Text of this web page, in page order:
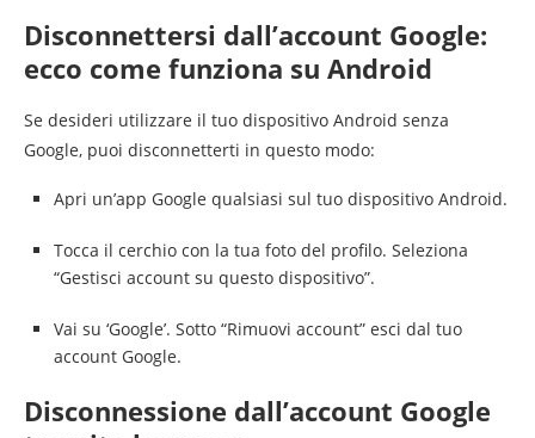
Disconnettersi dall’account Google:
ecco come funziona su Android
Se desideri utilizzare il tuo dispositivo Android senza
Google, puoi disconnetterti in questo modo:
Apri un’app Google qualsiasi sul tuo dispositivo Android.
Tocca il cerchio con la tua foto del profilo. Seleziona
“Gestisci account su questo dispositivo”.
Vai su ‘Google’. Sotto “Rimuovi account” esci dal tuo
account Google.
Disconnessione dall’account Google